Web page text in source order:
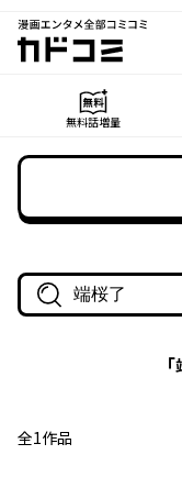
漫画エンタメ全部コ
カドコミ
無料話増量
作品名・作家名で
「
全1作品